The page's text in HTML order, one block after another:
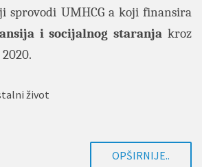
sprovodi UMHCG a koji finansira
i socijalnog staranja kroz
život
OPŠIRNIJE..